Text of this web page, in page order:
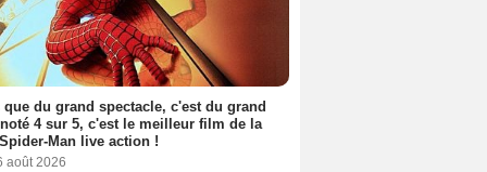
du grand spectacle, c'est du grand
4 sur 5, c'est le meilleur film de la
Man live action !
août 2026